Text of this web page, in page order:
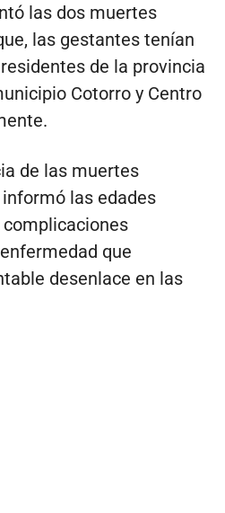
las dos muertes
las gestantes tenían
de la provincia
Cotorro y Centro
de las muertes
las edades
que
desenlace en las